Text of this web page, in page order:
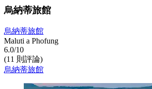
烏納蒂旅館
烏納蒂旅館
Maluti a Phofung
6.0/10
(11 則評論)
烏納蒂旅館